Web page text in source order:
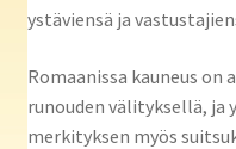
ystäviensä ja
Romaanissa kauneus
runouden välityksellä, ja
merkityksen myös